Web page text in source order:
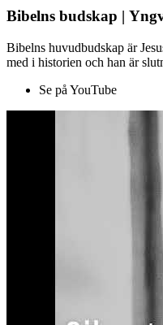
Bibelns budskap |
Bibelns huvudbudskap är
med i historien och han är
Se på YouTube